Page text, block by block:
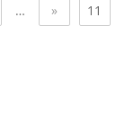
… » 11